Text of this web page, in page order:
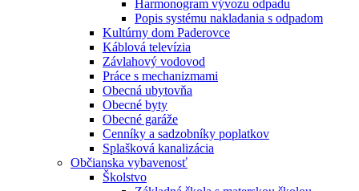
Harmonogram vývozu odpadu
Popis systému nakladania s odpadom
Kultúrny dom Paderovce
Káblová televízia
Závlahový vodovod
Práce s mechanizmami
Obecná ubytovňa
Obecné byty
Obecné garáže
Cenníky a sadzobníky poplatkov
Splašková kanalizácia
Občianska vybavenosť
Školstvo